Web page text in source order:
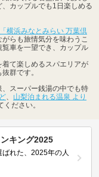
カップルでも1日楽しめる
「横浜みなとみらい 万葉倶
らも旅情気分を味わうこ
車を一望でき、カップル
着て楽しめるスパエリアが
群です。
スーパー銭湯の中でも特
山梨泊まれる温泉 より
ださい。
キング2025
れた、2025年の人